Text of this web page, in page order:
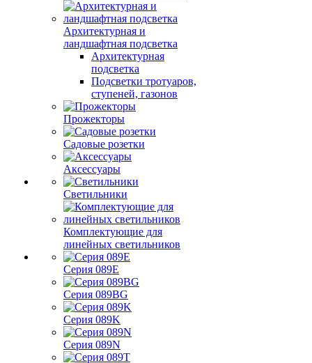
Архитектурная и
ландшафтная подсветка
Архитектурная
подсветка
Подсветки тротуаров,
ступеней, газонов
Прожекторы
Садовые розетки
Аксессуары
Светильники
Комплектующие для
линейных светильников
Серия 089E
Серия 089BG
Серия 089K
Серия 089N